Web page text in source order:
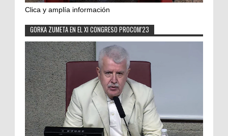
Clica y amplía información
GORKA ZUMETA EN EL XI CONGRESO PROCOM'23